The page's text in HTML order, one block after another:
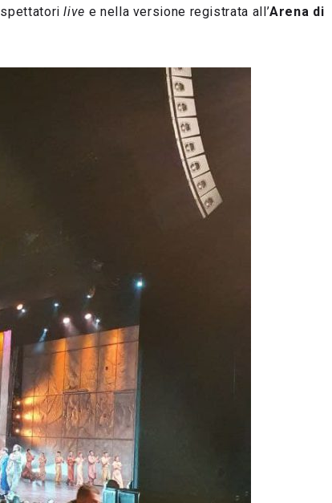
spettatorilive e nella versione registrata all’Arena di